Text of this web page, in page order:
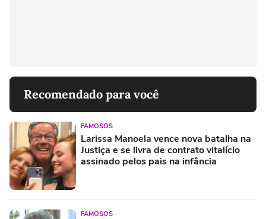
Recomendado para você
FAMOSOS
Larissa Manoela vence nova batalha na
Justiça e se livra de contrato vitalício
assinado pelos pais na infância
FAMOSOS